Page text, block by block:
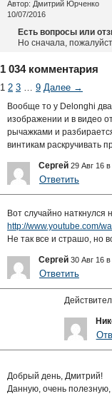
Автор: Дмитрий Юрченко
10/07/2016
Есть вопросы или
Но сначала,
1 034 комментария
1 2 3 … 9 Далее →
Вообще то у Delonghi
изображении и в видео
рычажками и
винтикам раскручивать
Сергей 29 Авг 16 в
Ответить
Вот случайно наткнулся
http://www.youtube.com/
Не так все и страшо, но
Сергей 30 Авг 16 в
Ответить
Добрый день, Дмитрий!
Данную, очень